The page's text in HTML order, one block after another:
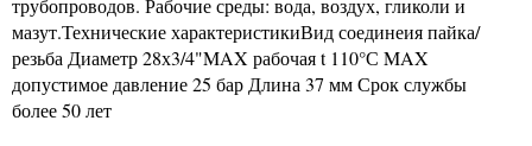
мазут.Технические характеристикиВид соединеия пайка/
резьба Диаметр 28х3/4"MAX рабочая t 110°С MAX
допустимое давление 25 бар Длина 37 мм Срок службы
более 50 лет